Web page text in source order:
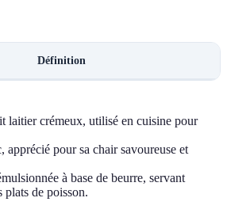
Définition
laitier crémeux, utilisé en cuisine pour
apprécié pour sa chair savoureuse et
à base de beurre, servant
plats de poisson.